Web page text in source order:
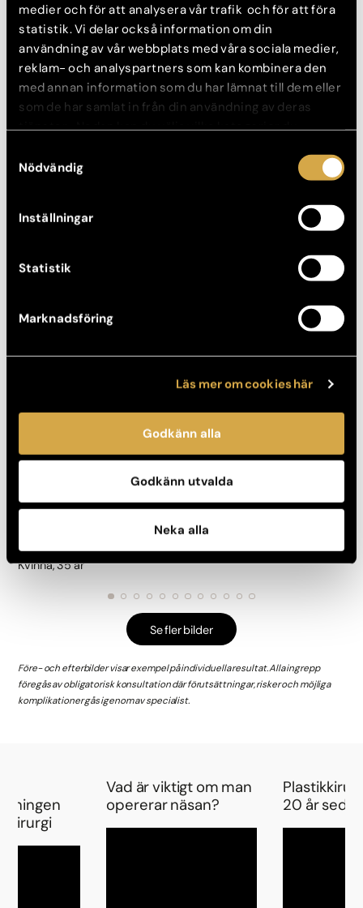
medier och för att analysera vår trafik och för att föra
statistik. Vi delar också information om din
användning av vår webbplats med våra sociala medier,
reklam- och analyspartners som kan kombinera den
med annan information som du har lämnat till dem eller
som de har samlat in från din användning av deras
tjänster. Nedan kan du välja vilka kategorier du
mer information om hur varje kategori används.
Nödvändig
Inställningar
Statistik
Marknadsföring
Läs mer om cookies här
Godkänn alla
Godkänn utvalda
Neka alla
Dr. Armin Assareh
näsplastik
Kvinna, 35 år
Se fler bilder
Före- och efterbilder visar exempel på individuella resultat. Alla ingrepp
föregås av obligatorisk konsultation där förutsättningar, risker och möjliga
komplikationer gås igenom av specialist.
Vad är viktigt om man
opererar näsan?
20 år